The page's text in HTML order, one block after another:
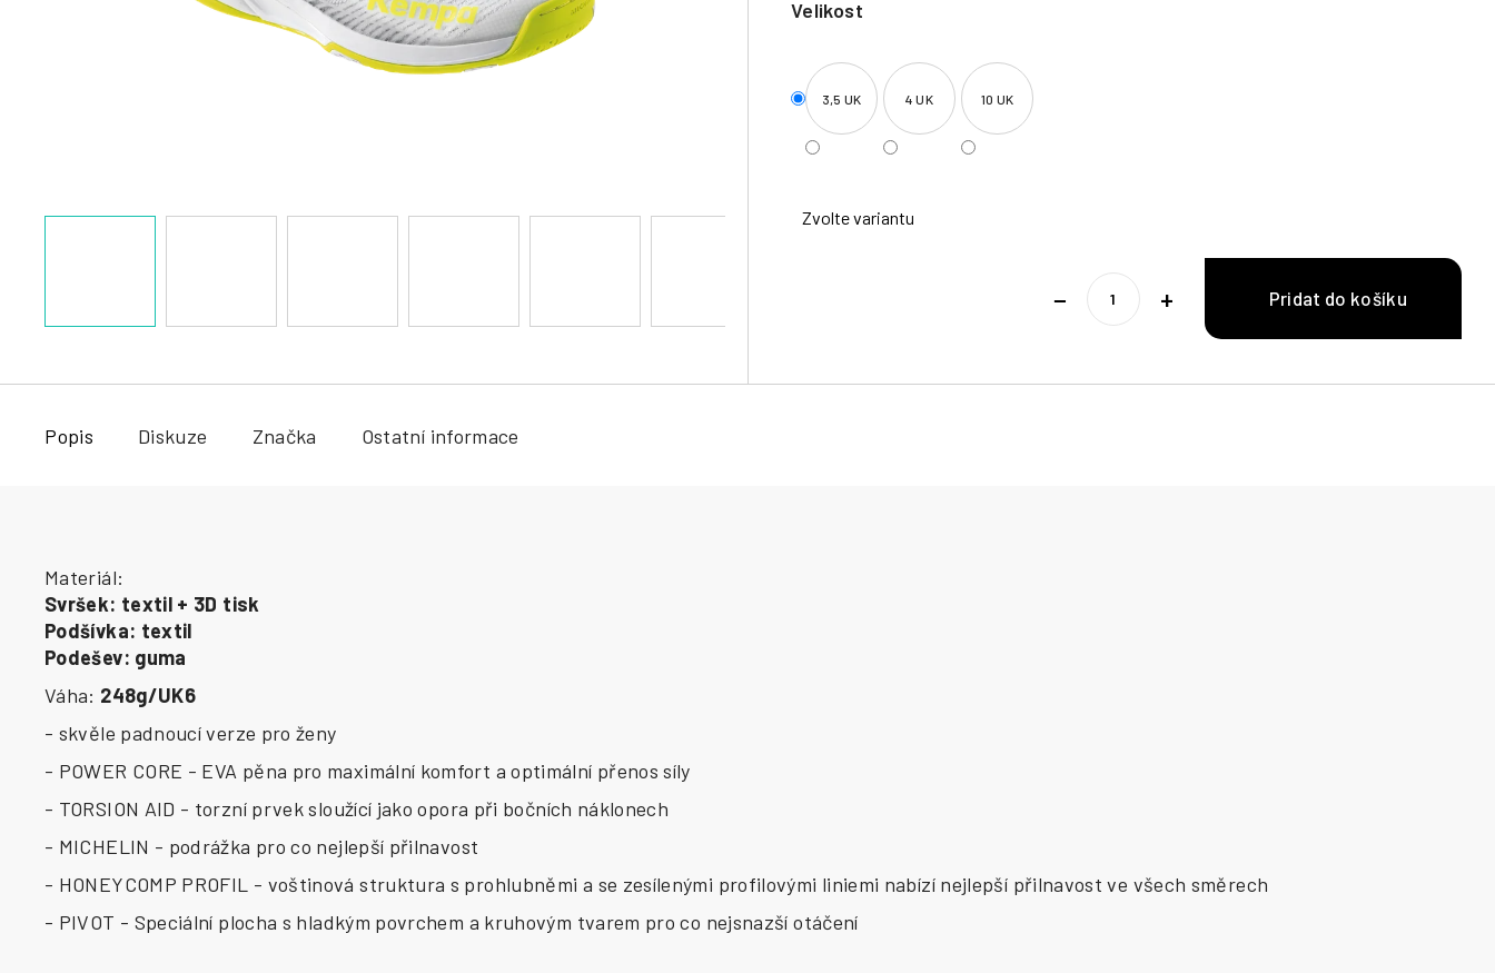
Velikost
3,5 UK 4 UK 10 UK
Zvolte variantu
+
−
Popis Diskuze Značka Ostatní informace
Materiál:
Svršek: textil + 3D tisk
Podšívka: textil
Podešev: guma
Váha: 248g/UK6
- skvěle padnoucí verze pro ženy
- POWER CORE - EVA pěna pro maximální komfort a optimální přenos síly
- TORSION AID - torzní prvek sloužící jako opora při bočních náklonech
- MICHELIN - podrážka pro co nejlepší přilnavost
- HONEYCOMP PROFIL - voštinová struktura s prohlubněmi a se zesílenými profilovými liniemi nabízí nejlepší přilnavost ve všech směrech
- PIVOT - Speciální plocha s hladkým povrchem a kruhovým tvarem pro co nejsnazší otáčení